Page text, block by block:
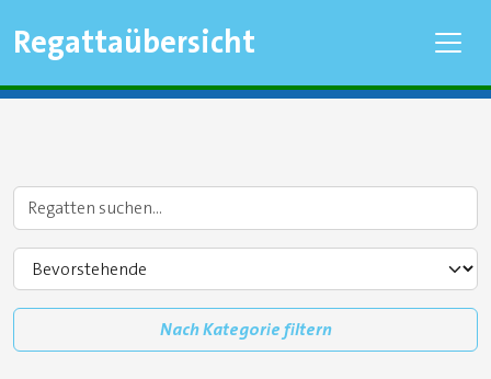
Regattaübersicht
Nach Kategorie filtern